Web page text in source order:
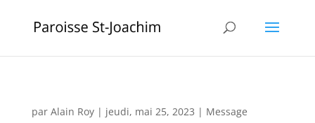
par Alain Roy| jeudi, mai 25, 2023 | Message